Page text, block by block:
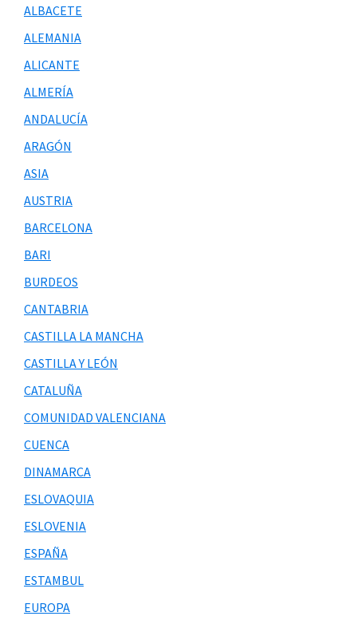
ALBACETE
ALEMANIA
ALICANTE
ALMERÍA
ANDALUCÍA
ARAGÓN
ASIA
AUSTRIA
BARCELONA
BARI
BURDEOS
CANTABRIA
CASTILLA LA MANCHA
CASTILLA Y LEÓN
CATALUÑA
COMUNIDAD VALENCIANA
CUENCA
DINAMARCA
ESLOVAQUIA
ESLOVENIA
ESPAÑA
ESTAMBUL
EUROPA